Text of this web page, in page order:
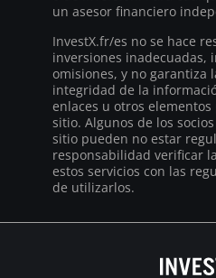
un asesor financiero
InvestX.fr/es no se hace
inversiones inadecuadas,
omisiones, y no garantiza
integridad de la
enlaces u otros
sitio. Algunos de los
sitio pueden no estar
responsabilidad verificar
estos servicios con las
de utilizarlos.